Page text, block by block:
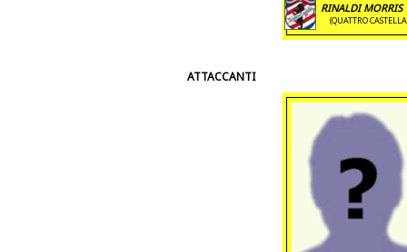
RINALDI MORRIS
(QUATTRO
ATTACCANTI